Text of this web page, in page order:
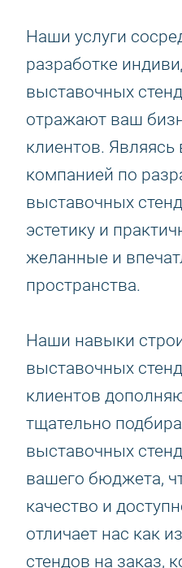
Наши услуги
разработке
выставочных
отражают ваш
клиентов. Являясь
компанией по
выставочных
эстетику и
желанные и
пространства.
Наши навыки
выставочных
клиентов
тщательно
выставочных
вашего бюджета,
качество и
отличает нас как
стендов на заказ,